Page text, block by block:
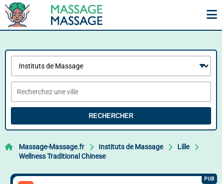
RECHERCHER
Massage-Massage.fr Instituts de Massage
Lille
Wellness Traditional Chinese